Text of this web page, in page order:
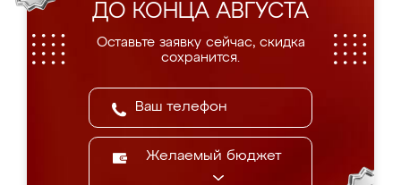
ДО КОНЦА АВГУСТА
Оставьте заявку сейчас, скидка
сохранится.
Желаемый бюджет